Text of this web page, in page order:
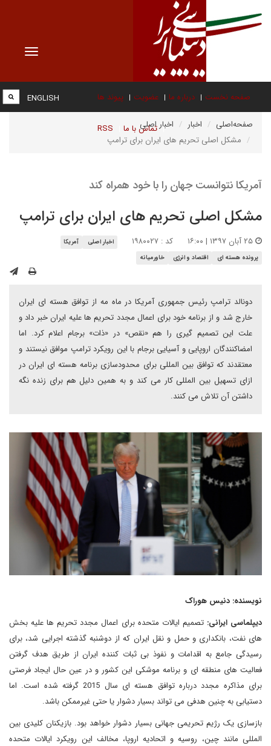
Toggle
صفحه نخست درباره ما عضویت پیوند ها
تماس با ما RSS
ENGLISH
صفحه‌اصلی اخبار
اخبار اصلی
مشکل اصلی تحریم های ایران برای ترامپ
آمریکا نتوانست جهان را با خود همراه کند
مشکل اصلی تحریم های ایران برای ترامپ
کد : ۱۹۸۰۰۲۷ اخبار اصلی
آمریکا
پرونده هسته ای
اقتصاد و انرژی خاورمیانه
دونالد ترامپ رئیس جمهوری آمریکا در ماه مه از توافق هسته ای ایران
خارج شد و از برنامه خود برای اعمال مجدد تحریم ها علیه ایران خبر داد و
علت این تصمیم گیری را هم «نقص» در «ذات» برجام اعلام کرد. اما
امضاکنندگان اروپایی و آسیایی برجام با این رویکرد ترامپ موافق نیستند و
معتقدند که توافق بین المللی برای محدودسازی برنامه هسته ای ایران در
ازای تسهیل بین المللی کار می کند و به همین دلیل هم برای زنده نگه
داشتن آن تلاش می کنند.
نویسنده: دنیس هوراک
دیپلماسی ایرانی:تصمیم ایالات متحده برای اعمال مجدد تحریم ها علیه بخش
های نفت، بانکداری و حمل و نقل ایران که از دوشنبه گذشته اجرایی شد، برای
رسیدگی جامع به اقدامات و نفوذ بی ثبات کننده ایران از طریق هدف گرفتن
فعالیت های منطقه ای و برنامه موشکی این کشور و در عین حال ایجاد فرصتی
برای مذاکره مجدد درباره توافق هسته ای سال 2015 گرفته شده است. اما
دستیابی به چنین هدفی می تواند بسیار دشوار یا حتی غیرممکن باشد.
بازسازی یک رژیم تحریمی جهانی بسیار دشوار خواهد بود. بازیکنان کلیدی بین
المللی مانند چین، روسیه و اتحادیه اروپا، مخالف این رویکرد ایالات متحده